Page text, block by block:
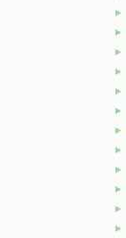
►
►
►
►
►
►
►
►
►
►
►
►